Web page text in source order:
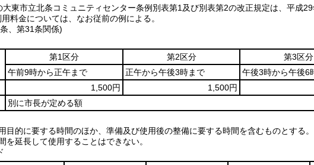
東市立北条コミュニティセンター条例別表第1及び別表第2の改正規定は、平成
料金については、なお従前の例による。
、第31条関係)
第1区分 第2区分 第3区分
午前9時から正午まで
正午から午後3時まで 午後3時から午後6
1,500円 1,500円
別に市長が定める額
的に要する時間のほか、準備及び使用後の整備に要する時間を含むものとする。
延長して使用することはできない。